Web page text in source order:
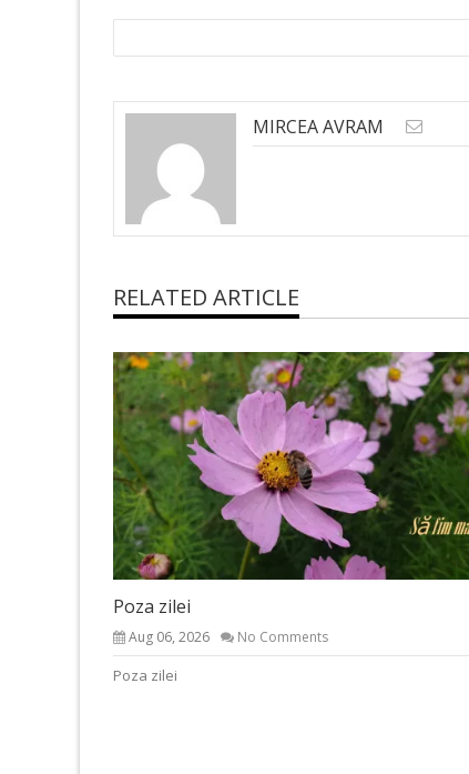
MIRCEA AVRAM
RELATED ARTICLE
Poza zilei
Aug 06, 2026 No Comments
Poza zilei